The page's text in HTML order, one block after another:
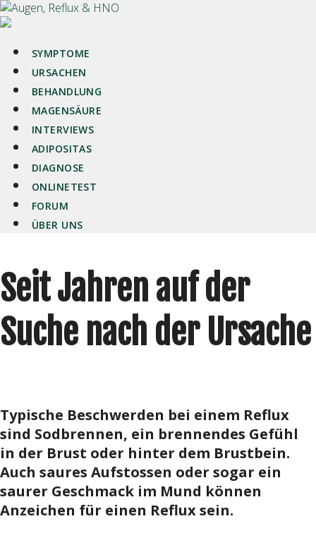
SYMPTOME
URSACHEN
BEHANDLUNG
MAGENSÄURE
INTERVIEWS
ADIPOSITAS
DIAGNOSE
ONLINETEST
FORUM
ÜBER UNS
Seit Jahren auf der
Suche nach der Ursache
Typische Beschwerden bei einem Reflux
sind Sodbrennen, ein brennendes Gefühl
in der Brust oder hinter dem Brustbein.
Auch saures Aufstossen oder sogar ein
saurer Geschmack im Mund können
Anzeichen für einen Reflux sein.